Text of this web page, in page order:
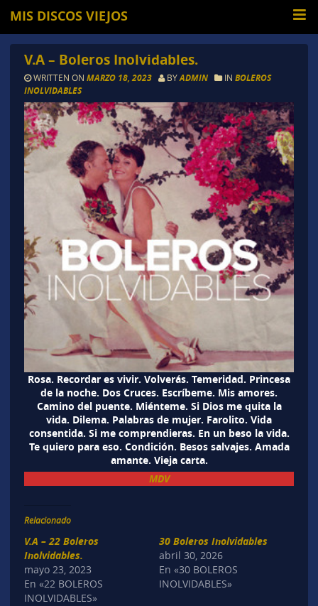
MIS DISCOS VIEJOS
V.A – Boleros Inolvidables.
WRITTEN ON MARZO 18, 2023 BYADMIN IN BOLEROS
INOLVIDABLES
Rosa. Recordar es vivir. Volverás. Temeridad. Princesa
de la noche. Dos Cruces. Escríbeme. Mis amores.
Camino del puente. Miénteme. Si Dios me quita la
vida. Dilema. Palabras de mujer. Farolito. Vida
consentida. Si me comprendieras. En un beso la vida.
Te quiero para eso. Condición. Besos salvajes. Amada
amante. Vieja carta.
MDV
Relacionado
V.A – 22 Boleros
Inolvidables.
mayo 23, 2023
En «22 BOLEROS
INOLVIDABLES»
30 Boleros Inolvidables
abril 30, 2026
En «30 BOLEROS
INOLVIDABLES»